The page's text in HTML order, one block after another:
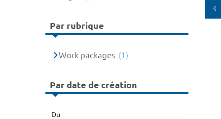
Par rubrique
Work packages (1)
Par date de création
Du